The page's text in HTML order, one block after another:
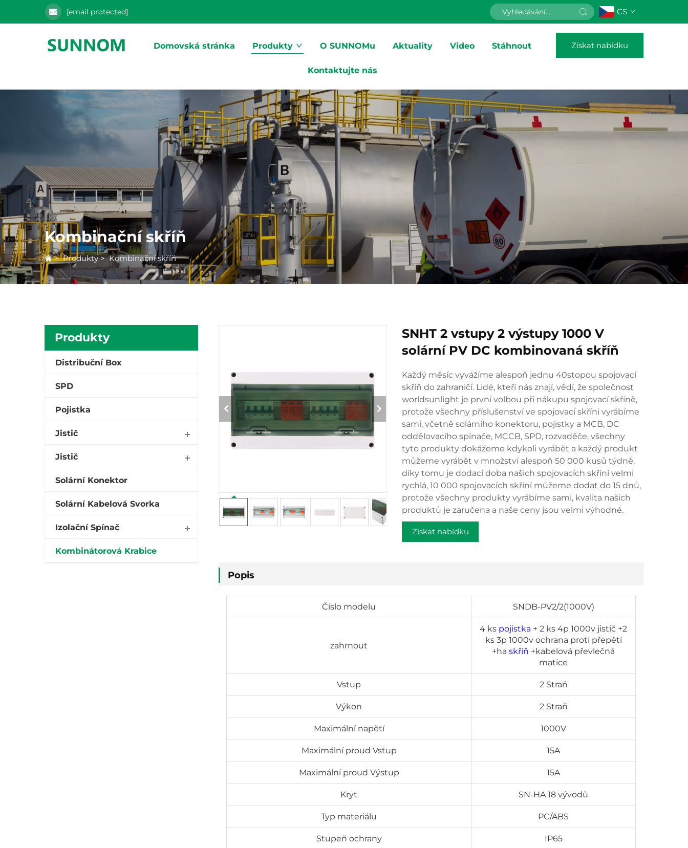
[email protected] CS
Domovská stránka Produkty O SUNNOMu Aktuality Video Stáhnout
Kontaktujte nás
Získat nabídku
Kombinační skříň
>Produkty>Kombinační skříň
Produkty
Distribuční Box
SPD
Pojistka
Jistič
Jistič
Solární Konektor
Solární Kabelová Svorka
Izolační Spínač
Kombinátorová Krabice
SNHT 2 vstupy 2 výstupy 1000 V
solární PV DC kombinovaná skříň
Každý měsíc vyvážíme alespoň jednu 40stopou spojovací
skříň do zahraničí. Lidé, kteří nás znají, vědí, že společnost
worldsunlight je první volbou při nákupu spojovací skříně,
protože všechny příslušenství ve spojovací skříni vyrábíme
sami, včetně solárního konektoru, pojistky a MCB, DC
oddělovacího spínače, MCCB, SPD, rozvaděče, všechny
tyto produkty dokážeme kdykoli vyrábět a každý produkt
můžeme vyrábět v množství alespoň 50 000 kusů týdně,
díky tomu je dodací doba našich spojovacích skříní velmi
rychlá, 10 000 spojovacích skříní můžeme dodat do 15 dnů,
protože všechny produkty vyrábíme sami, kvalita našich
produktů je zaručena a naše ceny jsou velmi výhodné.
Získat nabídku
Popis
Číslo modelu SNDB-PV2/2(1000V)
zahrnout
4 ks pojistka + 2 ks 4p 1000v jistič +2
ks 3p 1000v ochrana proti přepětí
+ha skříň +kabelová převlečná
matice
Vstup 2 Straň
Výkon 2 Straň
Maximální napětí 1000V
Maximální proud Vstup 15A
Maximální proud Výstup 15A
Kryt SN-HA 18 vývodů
Typ materiálu PC/ABS
Stupeň ochrany IP65